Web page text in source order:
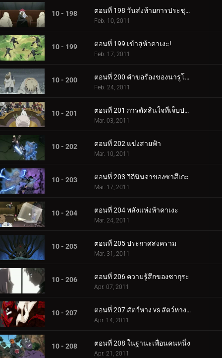
10 - 198 ตอนที่ 198 วันส่งท้ายการประชุมสุดยอดห้าคาเงะ
Feb. 10, 2011
10 - 199 ตอนที่ 199 เข้าสู่ห้าคาเงะ!
Feb. 17, 2011
10 - 200 ตอนที่ 200 คำขอร้องของนารูโตะ
Feb. 24, 2011
10 - 201 ตอนที่ 201 การตัดสินใจที่เจ็บปวด
Mar. 03, 2011
10 - 202 ตอนที่ 202 แข่งสายฟ้า
Mar. 10, 2011
10 - 203 ตอนที่ 203 วิถีนินจาของซาสึเกะ
Mar. 17, 2011
10 - 204 ตอนที่ 204 พลังแห่งห้าคาเงะ
Mar. 24, 2011
10 - 205 ตอนที่ 205 ประกาศสงคราม
Mar. 31, 2011
10 - 206 ตอนที่ 206 ความรู้สึกของซากุระ
Apr. 07, 2011
10 - 207 ตอนที่ 207 สัตว์หาง vs สัตว์หางไม่มีหาง
Apr. 14, 2011
10 - 208 ตอนที่ 208 ในฐานะเพื่อนคนหนึ่ง
Apr. 21, 2011